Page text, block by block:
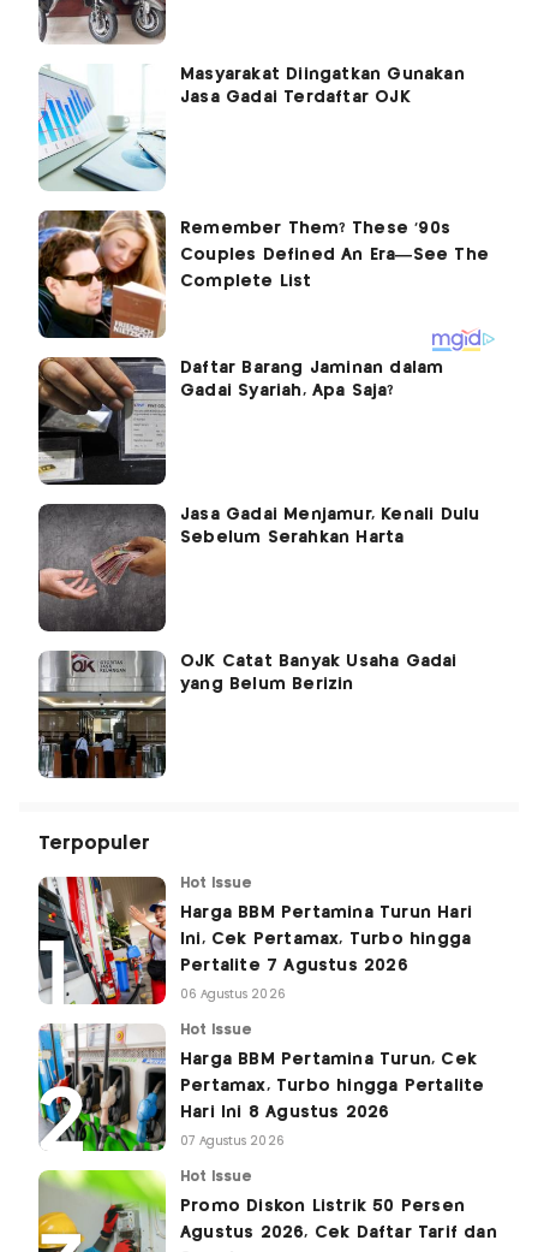
Masyarakat Diingatkan Gunakan
Jasa Gadai Terdaftar OJK
Daftar Barang Jaminan dalam
Gadai Syariah, Apa Saja?
Jasa Gadai Menjamur, Kenali Dulu
Sebelum Serahkan Harta
OJK Catat Banyak Usaha Gadai
yang Belum Berizin
Terpopuler
Hot Issue
Harga BBM Pertamina Turun Hari
Ini, Cek Pertamax, Turbo hingga
Pertalite 7 Agustus 2026
06 Agustus 2026
Hot Issue
Harga BBM Pertamina Turun, Cek
Pertamax, Turbo hingga Pertalite
Hari Ini 8 Agustus 2026
07 Agustus 2026
Hot Issue
Promo Diskon Listrik 50 Persen
Agustus 2026, Cek Daftar Tarif dan